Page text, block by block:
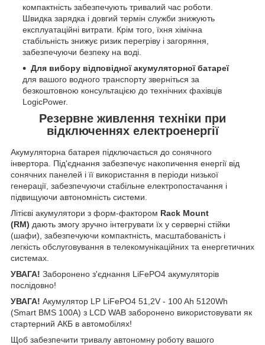
компактність забезпечують тривалий час роботи.
Швидка зарядка і довгий термін служби знижують
експлуатаційні витрати. Крім того, їхня хімічна
стабільність знижує ризик перегріву і загоряння,
забезпечуючи безпеку на воді.
Для вибору відповідної акумуляторної батареї
для вашого водного транспорту зверніться за
безкоштовною консультацією до технічних фахівців
LogicPower.
Резервне живлення техніки при
відключеннях електроенергії
Акумуляторна батарея підключається до сонячного
інвертора. Під'єднання забезпечує накопичення енергії від
сонячних панелей і її використання в періоди низької
генерації, забезпечуючи стабільне електропостачання і
підвищуючи автономність системи.
Літієві акумулятори з форм-фактором Rack Mount
(RM) дають змогу зручно інтегрувати їх у серверні стійки
(шафи), забезпечуючи компактність, масштабованість і
легкість обслуговування в телекомунікаційних та енергетичних
системах.
УВАГА! Заборонено з'єднання LiFePO4 акумуляторів
послідовно!
УВАГА! Акумулятор LP LiFePO4 51,2V - 100 Ah 5120Wh
(Smart BMS 100A) з LCD WAB заборонено використовувати як
стартерний АКБ в автомобілях!
Щоб забезпечити тривалу автономну роботу вашого